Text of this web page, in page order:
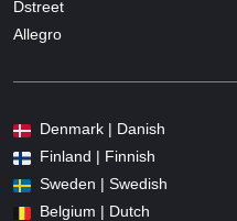
Dstreet
Allegro
Denmark | Danish
Finland | Finnish
Sweden | Swedish
Belgium | Dutch